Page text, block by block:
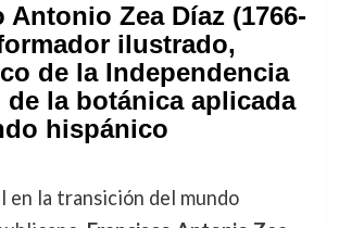
Antonio Zea Díaz (1766-
ilustrado,
de la Independencia
la botánica aplicada
hispánico
en la transición del mundo